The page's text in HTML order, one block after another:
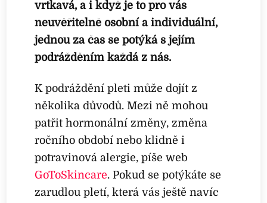
vrtkavá, a i když je to pro vás
neuvěřitelně osobní a individuální,
jednou za čas se potýká s jejím
podrážděním každá z nás.
K podráždění pleti může dojít z
několika důvodů. Mezi ně mohou
patřit hormonální změny, změna
ročního období nebo klidně i
potravinová alergie, píše web
GoToSkincare. Pokud se potýkáte se
zarudlou pletí, která vás ještě navíc